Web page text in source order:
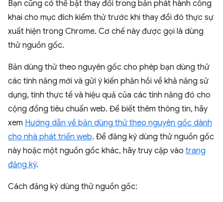
Bạn cũng có thể bật thay đổi trong bản phát hành công
khai cho mục đích kiểm thử trước khi thay đổi đó thực sự
xuất hiện trong Chrome. Cơ chế này được gọi là dùng
thử nguồn gốc.
Bản dùng thử theo nguyên gốc cho phép bạn dùng thử
các tính năng mới và gửi ý kiến phản hồi về khả năng sử
dụng, tính thực tế và hiệu quả của các tính năng đó cho
cộng đồng tiêu chuẩn web. Để biết thêm thông tin, hãy
xem Hướng dẫn về bản dùng thử theo nguyên gốc dành
cho nhà phát triển web. Để đăng ký dùng thử nguồn gốc
này hoặc một nguồn gốc khác, hãy truy cập vào trang
đăng ký.
Cách đăng ký dùng thử nguồn gốc: